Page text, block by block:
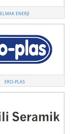
ELMAK ENERJI
ERO-PLAS